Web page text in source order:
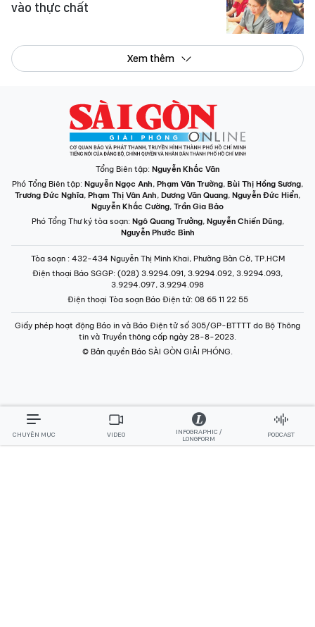
vào thực chất
Xem thêm
Tổng Biên tập: Nguyễn Khắc Văn
Phó Tổng Biên tập: Nguyễn Ngọc Anh, Phạm Văn Trường, Bùi Thị Hồng Sương,
Trương Đức Nghĩa, Phạm Thị Vân Anh, Dương Văn Quang, Nguyễn Đức Hiển,
Nguyễn Khắc Cường, Trần Gia Bảo
Phó Tổng Thư ký tòa soạn: Ngô Quang Trưởng, Nguyễn Chiến Dũng,
Nguyễn Phước Bình
Tòa soạn : 432-434 Nguyễn Thị Minh Khai, Phường Bàn Cờ, TP.HCM
Điện thoại Báo SGGP: (028) 3.9294.091, 3.9294.092, 3.9294.093,
3.9294.097, 3.9294.098
Điện thoại Tòa soạn Báo Điện tử: 08 65 11 22 55
Giấy phép hoạt động Báo in và Báo Điện tử số 305/GP-BTTTT do Bộ Thông
tin và Truyền thông cấp ngày 28-8-2023.
© Bản quyền Báo SÀI GÒN GIẢI PHÓNG.
CHUYÊN MỤC VIDEO
INFOGRAPHIC /
LONGFORM
PODCAST